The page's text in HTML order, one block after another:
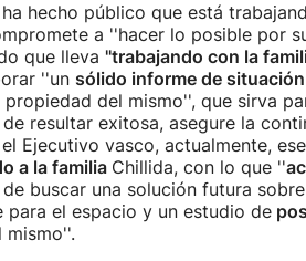
ha hecho público que está
a ''hacer lo posible por
que lleva ''trabajando con la
''un sólido informe de situación
del mismo'', que sirva
de resultar exitosa, asegure la
Ejecutivo vasco, actualmente,
a la familia Chillida, con lo que ''
buscar una solución futura
el espacio y un estudio de